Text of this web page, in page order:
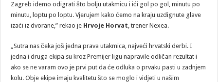
Zagreb idemo odigrati što bolju utakmicu i ići gol po gol, minutu po
minutu, loptu po loptu. Vjerujem kako ćemo na kraju uzdignute glave
izaći iz dvorane,” rekao je Hrvoje Horvat, trener Nexea.
„Sutra nas čeka još jedna prava utakmica, najveći hrvatski derbi. I
jedna i druga ekipa su kroz Premijer ligu napravile odličan rezultat i
ako se ne varam ovo je prvi put da će odluka o prvaku pasti u zadnjem
kolu. Obje ekipe imaju kvalitetu što se moglo i vidjeti u našim